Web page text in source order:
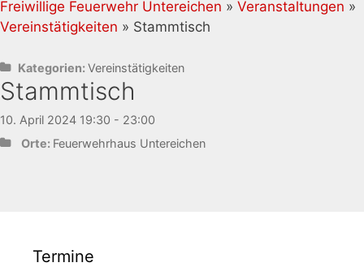
Freiwillige Feuerwehr Untereichen » Veranstaltungen »
Vereinstätigkeiten » Stammtisch
Kategorien:Vereinstätigkeiten
Stammtisch
10. April 2024 19:30 - 23:00
Orte: Feuerwehrhaus Untereichen
Termine